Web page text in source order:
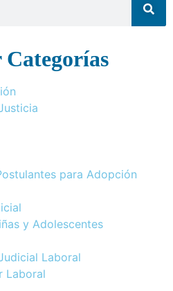
Categorías
para Adopción
y Adolescentes
Laboral
Laboral